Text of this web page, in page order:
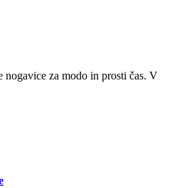
nogavice za modo in prosti čas. V